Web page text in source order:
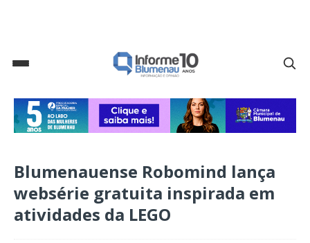
Blumenauense Robomind lança
websérie gratuita inspirada em
atividades da LEGO